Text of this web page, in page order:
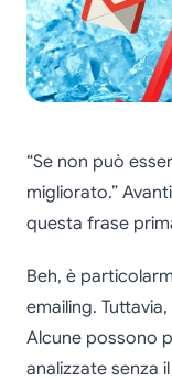
“Se non può
migliorato.”
questa frase
Beh, è
emailing.
Alcune possono
analizzate senza